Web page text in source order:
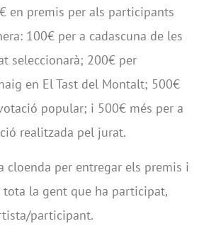
en premis per als participants
100€ per a cadascuna de les
seleccionarà; 200€ per
en El Tast del Montalt; 500€
popular; i 500€ més per a
realitzada pel jurat.
cloenda per entregar els premis i
la gent que ha participat,
participant.